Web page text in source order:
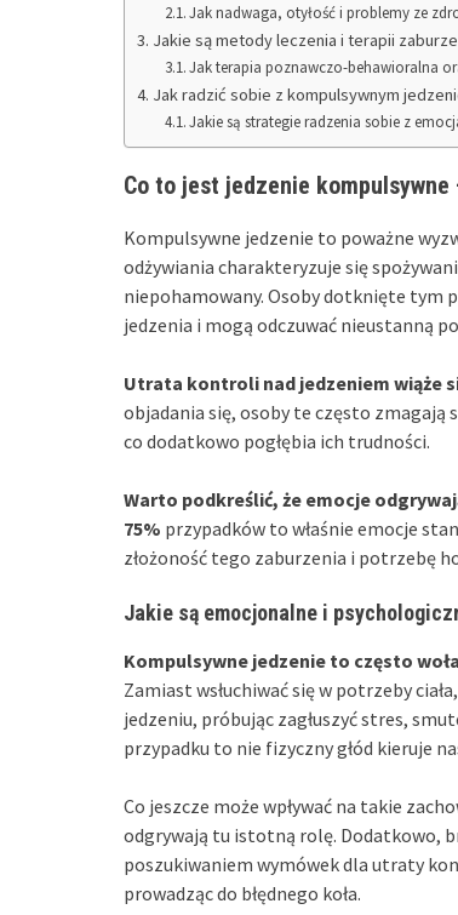
Jak nadwaga, otyłość i problemy ze
Jakie są metody leczenia i terapii
Jak terapia poznawczo-behawioralna
Jak radzić sobie z kompulsywnym
Jakie są strategie radzenia sobie z
Co to jest jedzenie
Kompulsywne jedzenie to poważne
odżywiania charakteryzuje się
niepohamowany. Osoby dotknięte tym
jedzenia i mogą odczuwać nieustanną
Utrata kontroli nad jedzeniem wiąże
objadania się, osoby te często zmagają
co dodatkowo pogłębia ich trudności.
Warto podkreślić, że emocje
75% przypadków to właśnie emocje
złożoność tego zaburzenia i potrzebę
Jakie są emocjonalne i
Kompulsywne jedzenie to często
Zamiast wsłuchiwać się w potrzeby
jedzeniu, próbując zagłuszyć stres,
przypadku to nie fizyczny głód kieruje
Co jeszcze może wpływać na takie
odgrywają tu istotną rolę. Dodatkowo,
poszukiwaniem wymówek dla utraty
prowadząc do błędnego koła.